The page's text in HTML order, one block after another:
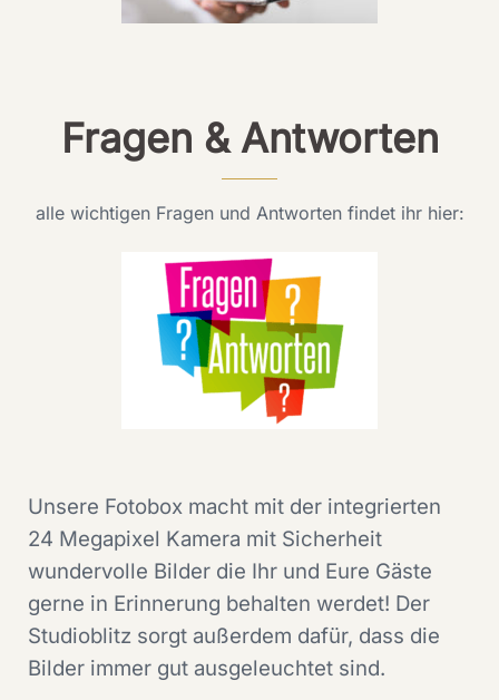
Fragen & Antworten
alle wichtigen Fragen und Antworten findet ihr hier:
Unsere Fotobox macht mit der integrierten
24 Megapixel Kamera mit Sicherheit
wundervolle Bilder die Ihr und Eure Gäste
gerne in Erinnerung behalten werdet! Der
Studioblitz sorgt außerdem dafür, dass die
Bilder immer gut ausgeleuchtet sind.